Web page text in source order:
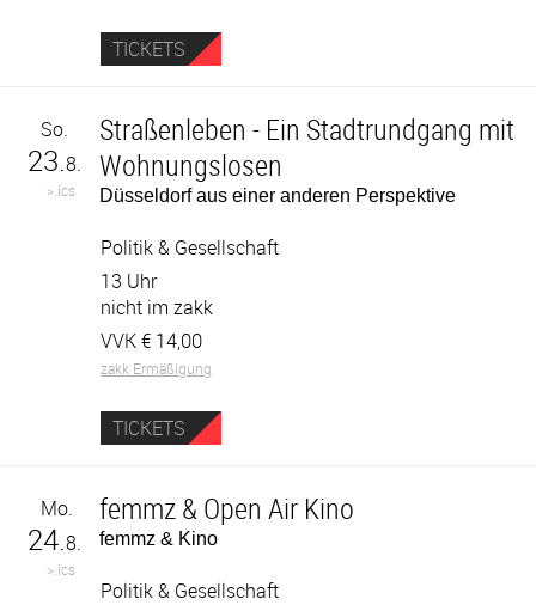
TICKETS
So.
23.8.
>.ics
Straßenleben - Ein Stadtrundgang mit
Wohnungslosen
Düsseldorf aus einer anderen Perspektive
Politik & Gesellschaft
13 Uhr
nicht im zakk
VVK € 14,00
zakk Ermäßigung
TICKETS
Mo.
24.8.
>.ics
femmz & Open Air Kino
femmz & Kino
Politik & Gesellschaft